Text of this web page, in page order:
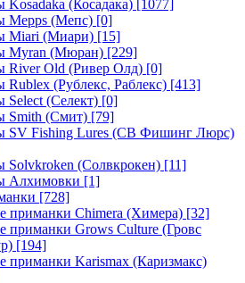
Kosadaka (Косадака) [1077]
Mepps (Мепс) [0]
Miari (Миари) [15]
Myran (Мюран) [229]
River Old (Ривер Олд) [0]
Rublex (Рублекс, Раблекс) [413]
Select (Селект) [0]
Smith (Смит) [79]
SV Fishing Lures (СВ Фишинг Люрс)
Solvkroken (Солвкрокен) [11]
Алхимовки [1]
[728]
приманки Chimera (Химера) [32]
приманки Grows Culture (Гровс
[194]
приманки Karismax (Каризмакс)